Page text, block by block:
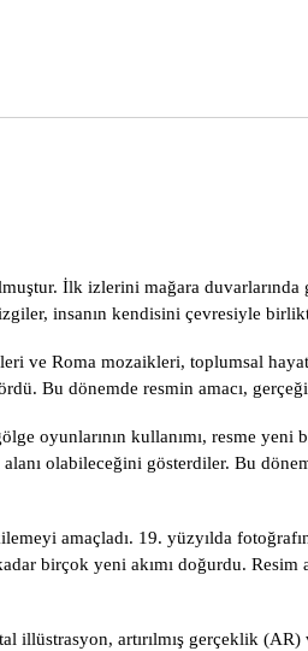
İlk izlerini mağara
insanın kendisini çevresiyle
ve Roma mozaikleri, toplumsal
Bu dönemde resmin amacı,
oyunlarının kullanımı, resme
olabileceğini gösterdiler. Bu
amaçladı. 19. yüzyılda
birçok yeni akımı doğurdu. Resim
artırılmış gerçeklik (AR)